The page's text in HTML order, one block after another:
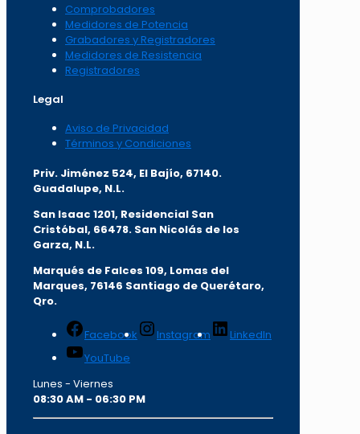
Comprobadores
Medidores de Potencia
Grabadores y Registradores
Medidores de Resistencia
Registradores
Legal
Aviso de Privacidad
Términos y Condiciones
Priv. Jiménez 524, El Bajío, 67140.
Guadalupe, N.L.
San Isaac 1201, Residencial San
Cristóbal, 66478. San Nicolás de los
Garza, N.L.
Marqués de Falces 109, Lomas del
Marques, 76146 Santiago de Querétaro,
Qro.
Facebook Instagram
LinkedIn
YouTube
Lunes - Viernes
08:30 AM - 06:30 PM